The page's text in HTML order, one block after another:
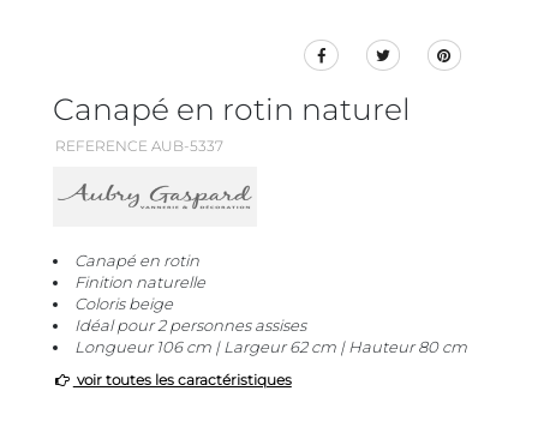
Canapé en rotin naturel
REFERENCE AUB-5337
Canapé en rotin
Finition naturelle
Coloris beige
Idéal pour 2 personnes assises
Longueur 106 cm | Largeur 62 cm | Hauteur 80 cm
voir toutes les caractéristiques